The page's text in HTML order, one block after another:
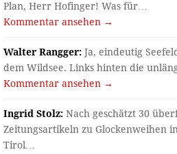
Plan, Herr Hofinger! Was für…
Kommentar ansehen →
Walter Rangger: Ja, eindeutig
dem Wildsee. Links hinten die
Kommentar ansehen →
Ingrid Stolz: Nach geschätzt 30
Zeitungsartikeln zu Glockenweihen
Tirol…